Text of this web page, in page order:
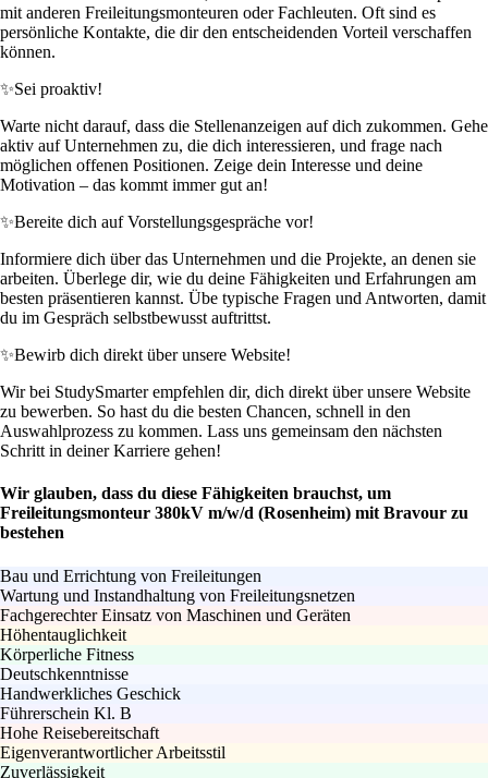
mit anderen Freileitungsmonteuren oder Fachleuten. Oft sind es
persönliche Kontakte, die dir den entscheidenden Vorteil verschaffen
können.
✨Sei proaktiv!
Warte nicht darauf, dass die Stellenanzeigen auf dich zukommen. Gehe
aktiv auf Unternehmen zu, die dich interessieren, und frage nach
möglichen offenen Positionen. Zeige dein Interesse und deine
Motivation – das kommt immer gut an!
✨Bereite dich auf Vorstellungsgespräche vor!
Informiere dich über das Unternehmen und die Projekte, an denen sie
arbeiten. Überlege dir, wie du deine Fähigkeiten und Erfahrungen am
besten präsentieren kannst. Übe typische Fragen und Antworten, damit
du im Gespräch selbstbewusst auftrittst.
✨Bewirb dich direkt über unsere Website!
Wir bei StudySmarter empfehlen dir, dich direkt über unsere Website
zu bewerben. So hast du die besten Chancen, schnell in den
Auswahlprozess zu kommen. Lass uns gemeinsam den nächsten
Schritt in deiner Karriere gehen!
Wir glauben, dass du diese Fähigkeiten brauchst, um
Freileitungsmonteur 380kV m/w/d (Rosenheim) mit Bravour zu
bestehen
Bau und Errichtung von Freileitungen
Wartung und Instandhaltung von Freileitungsnetzen
Fachgerechter Einsatz von Maschinen und Geräten
Höhentauglichkeit
Körperliche Fitness
Deutschkenntnisse
Handwerkliches Geschick
Führerschein Kl. B
Hohe Reisebereitschaft
Eigenverantwortlicher Arbeitsstil
Zuverlässigkeit